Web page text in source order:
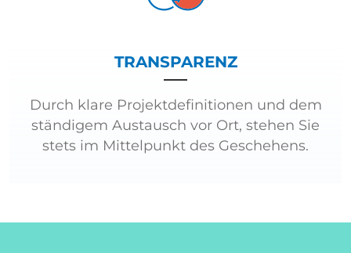
TRANSPARENZ
Durch klare Projektdefinitionen und dem
ständigem Austausch vor Ort, stehen Sie
stets im Mittelpunkt des Geschehens.